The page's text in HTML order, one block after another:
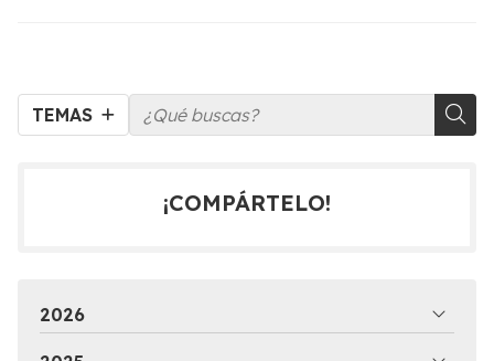
TEMAS
¡COMPÁRTELO!
2026